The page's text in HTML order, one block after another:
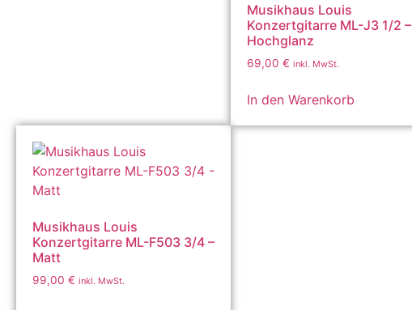
Musikhaus Louis
Konzertgitarre ML-J3 1/2 –
Hochglanz
69,00 € inkl. MwSt.
In den Warenkorb
Musikhaus Louis
Konzertgitarre ML-F503 3/4 –
Matt
99,00 € inkl. MwSt.